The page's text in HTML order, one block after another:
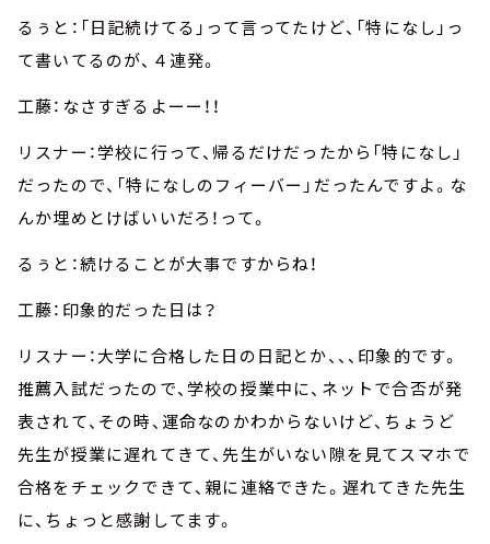
るぅと：「日記続けてる」って言ってたけど、「特になし」っ
て書いてるのが、４連発。
工藤：なさすぎるよーー！！
リスナー：学校に行って、帰るだけだったから「特になし」
だったので、「特になしのフィーバー」だったんですよ。な
んか埋めとけばいいだろ！って。
るぅと：続けることが大事ですからね！
工藤：印象的だった日は？
リスナー：大学に合格した日の日記とか、、、印象的です。
推薦入試だったので、学校の授業中に、ネットで合否が発
表されて、その時、運命なのかわからないけど、ちょうど
先生が授業に遅れてきて、先生がいない隙を見てスマホで
合格をチェックできて、親に連絡できた。遅れてきた先生
に、ちょっと感謝してます。